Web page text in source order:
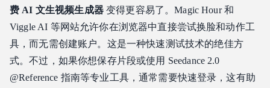
费 AI 文生视频生成器变得更容易了。Magic Hour 和
Viggle AI 等网站允许你在浏览器中直接尝试换脸和动作工
具，而无需创建账户。这是一种快速测试技术的绝佳方
式。不过，如果你想保存片段或使用 Seedance 2.0
@Reference 指南等专业工具，通常需要快速登录，这有助